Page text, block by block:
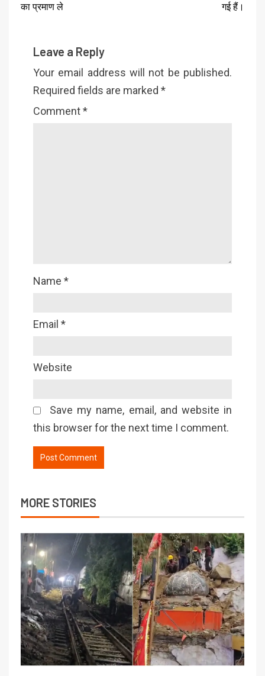
का प्रमाण ले
गई हैं।
Leave a Reply
Your email address will not be published.
Required fields are marked *
Comment*
Name *
Email *
Website
Save my name, email, and website in
this browser for the next time I comment.
MORE STORIES